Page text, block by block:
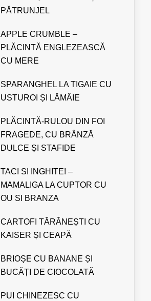
PĂTRUNJEL
APPLE CRUMBLE –
PLĂCINTĂ ENGLEZEASCĂ
CU MERE
SPARANGHEL LA TIGAIE CU
USTUROI ȘI LĂMÂIE
PLĂCINTĂ-RULOU DIN FOI
FRAGEDE, CU BRÂNZĂ
DULCE ȘI STAFIDE
TACI SI INGHITE! –
MAMALIGA LA CUPTOR CU
OU SI BRANZA
CARTOFI TĂRĂNEȘTI CU
KAISER ȘI CEAPĂ
BRIOȘE CU BANANE ȘI
BUCĂȚI DE CIOCOLATĂ
PUI CHINEZESC CU